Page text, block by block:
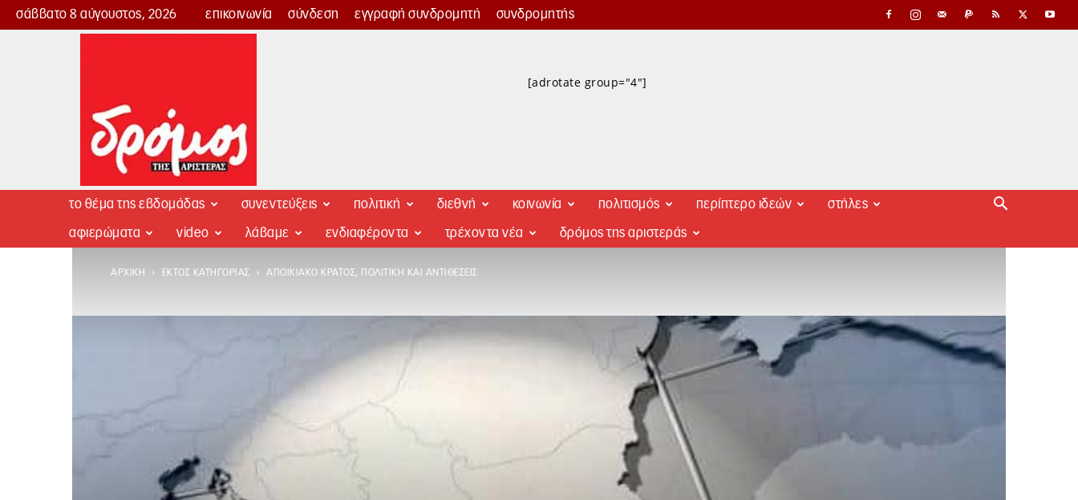
σάββατο 8 αύγουστος, 2026 επικοινωνία σύνδεση εγγραφή συνδρομητή συνδρομητής
Δρόμος
[adrotate group="4"]
το θέμα της εβδομάδας συνεντεύξεις πολιτική διεθνή κοινωνία πολιτισμός περίπτερο ιδεών στήλες
αφιερώματα video λάβαμε ενδιαφέροντα τρέχοντα νέα δρόμος της αριστεράς
ΑΡΧΙΚΉ ΕΚΤΌΣ ΚΑΤΗΓΟΡΊΑΣ ΑΠΟΙΚΙΑΚΌ ΚΡΆΤΟΣ, ΠΟΛΙΤΙΚΉ ΚΑΙ ΑΝΤΙΘΈΣΕΙΣ